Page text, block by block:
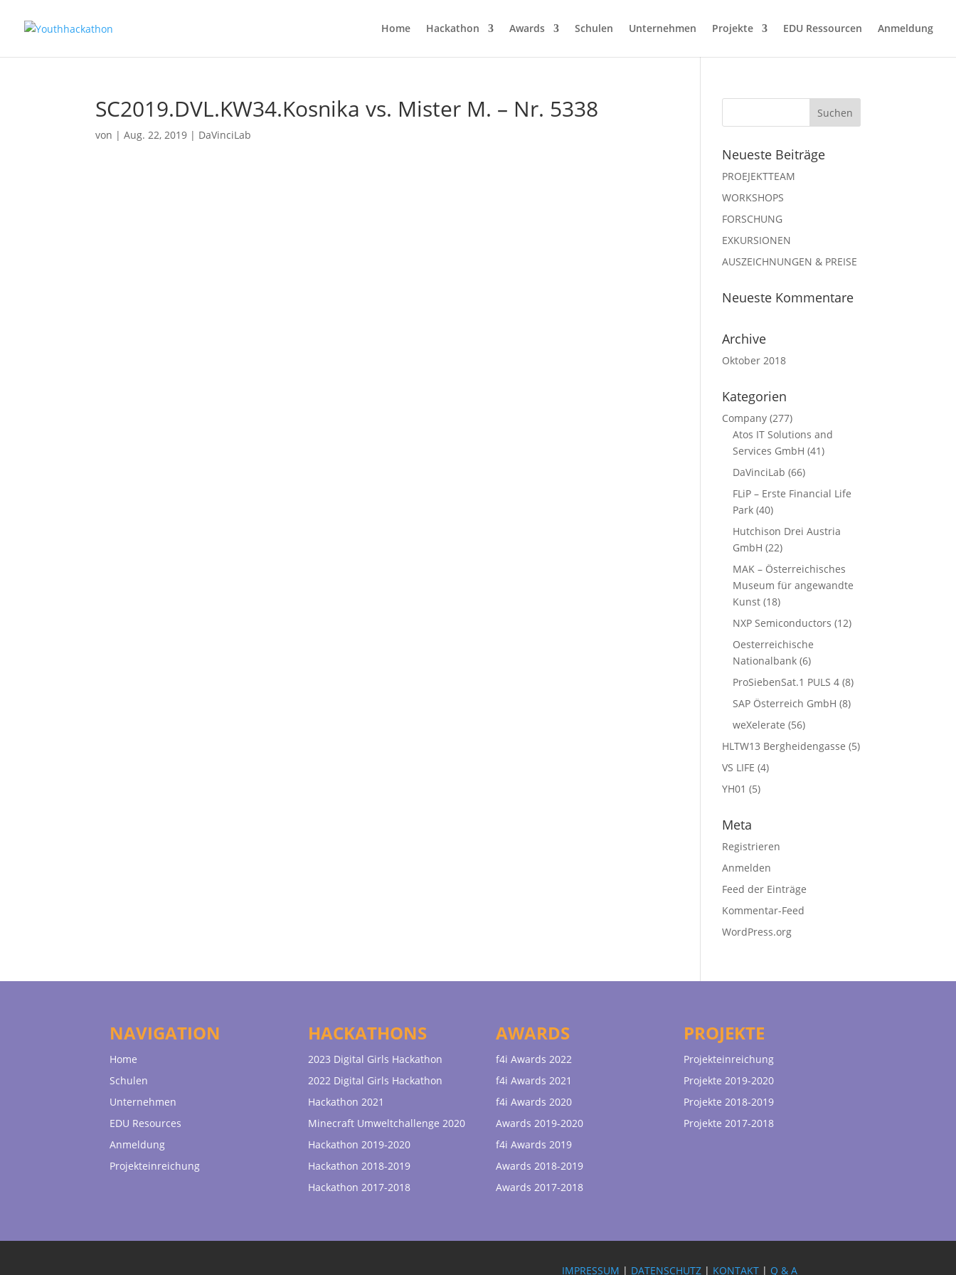
Home Hackathon Awards Schulen Unternehmen Projekte EDU Ressourcen Anmeldung
SC2019.DVL.KW34.Kosnika vs. Mister M. – Nr. 5338
von |Aug. 22, 2019 | DaVinciLab
Neueste Beiträge
PROEJEKTTEAM
WORKSHOPS
FORSCHUNG
EXKURSIONEN
AUSZEICHNUNGEN & PREISE
Neueste Kommentare
Archive
Oktober 2018
Kategorien
Company (277)
Atos IT Solutions and
Services GmbH (41)
DaVinciLab (66)
FLiP – Erste Financial Life
Park (40)
Hutchison Drei Austria
GmbH (22)
MAK – Österreichisches
Museum für angewandte
Kunst (18)
NXP Semiconductors (12)
Oesterreichische
Nationalbank (6)
ProSiebenSat.1 PULS 4 (8)
SAP Österreich GmbH (8)
weXelerate (56)
HLTW13 Bergheidengasse (5)
VS LIFE (4)
YH01 (5)
Meta
Registrieren
Anmelden
Feed der Einträge
Kommentar-Feed
WordPress.org
NAVIGATION
Home
Schulen
Unternehmen
EDU Resources
Anmeldung
Projekteinreichung
HACKATHONS
2023 Digital Girls Hackathon
2022 Digital Girls Hackathon
Hackathon 2021
Minecraft Umweltchallenge 2020
Hackathon 2019-2020
Hackathon 2018-2019
Hackathon 2017-2018
AWARDS
f4i Awards 2022
f4i Awards 2021
f4i Awards 2020
Awards 2019-2020
f4i Awards 2019
Awards 2018-2019
Awards 2017-2018
PROJEKTE
Projekteinreichung
Projekte 2019-2020
Projekte 2018-2019
Projekte 2017-2018
IMPRESSUM | DATENSCHUTZ | KONTAKT | Q & A